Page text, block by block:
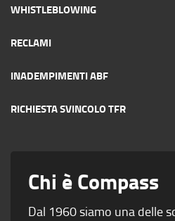
WHISTLEBLOWING
RECLAMI
INADEMPIMENTI ABF
RICHIESTA SVINCOLO TFR
Chi è Compass
Dal 1960 siamo una delle